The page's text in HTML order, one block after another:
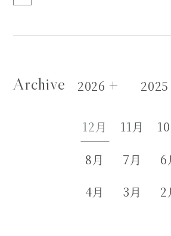
Archive 2026 2025
12月 11月
8月
7月 6
4月
3月 2